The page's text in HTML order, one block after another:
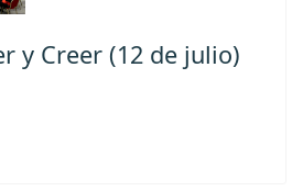
y Creer (12 de julio)